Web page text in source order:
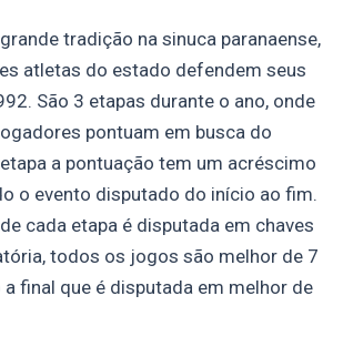
tradição na sinuca paranaense,
atletas do estado defendem seus
São 3 etapas durante o ano, onde
pontuam em busca do
a pontuação tem um acréscimo
o evento disputado do início ao fim.
cada etapa é disputada em chaves
todos os jogos são melhor de 7
final que é disputada em melhor de